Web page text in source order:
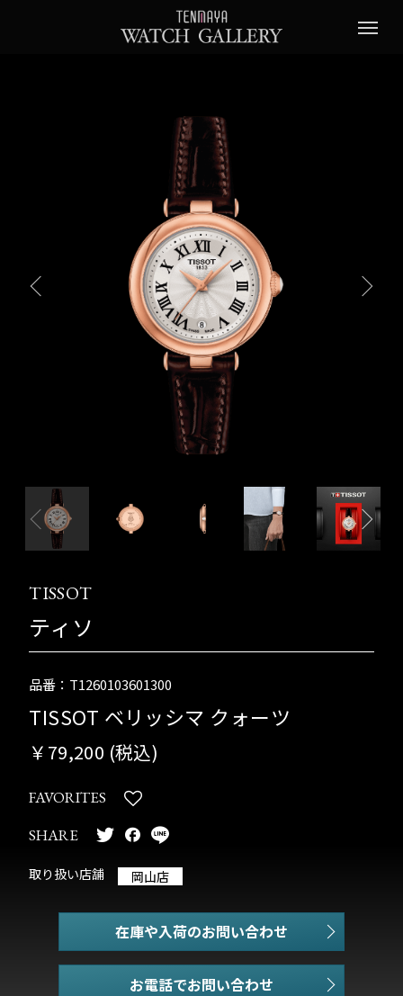
TISSOT
ティソ
品番：T1260103601300
TISSOT ベリッシマ クォーツ
￥79,200 (税込)
FAVORITES
SHARE
取り扱い店舗 岡山店
在庫や入荷のお問い合わせ
お電話でお問い合わせ